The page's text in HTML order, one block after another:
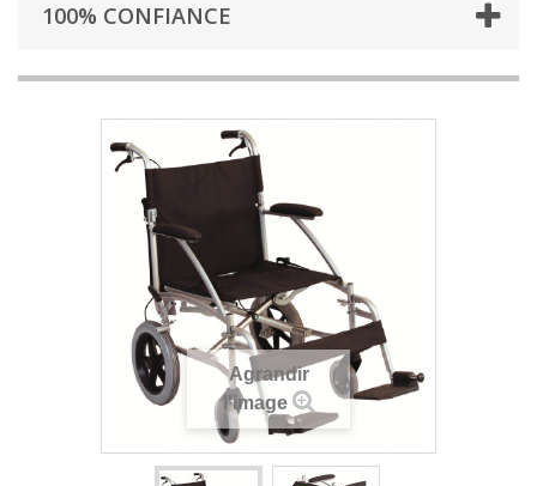
100% CONFIANCE
Agrandir
l'image